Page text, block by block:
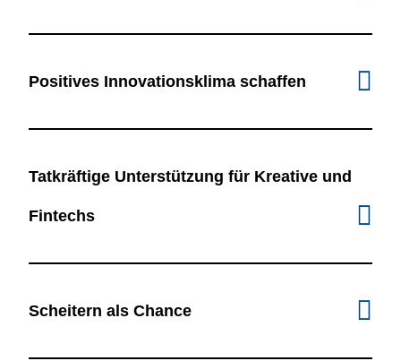
Positives Innovationsklima schaffen
Tatkräftige Unterstützung für Kreative und
Fintechs
Scheitern als Chance